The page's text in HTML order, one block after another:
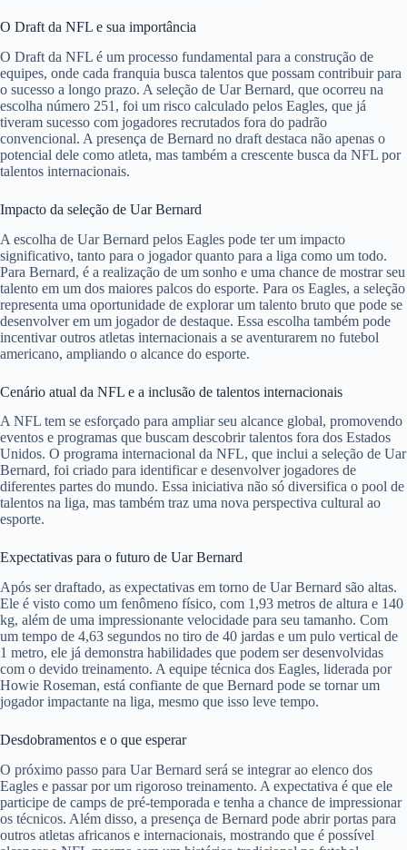
O Draft da NFL e sua importância
O Draft da NFL é um processo fundamental para a construção de
equipes, onde cada franquia busca talentos que possam contribuir para
o sucesso a longo prazo. A seleção de Uar Bernard, que ocorreu na
escolha número 251, foi um risco calculado pelos Eagles, que já
tiveram sucesso com jogadores recrutados fora do padrão
convencional. A presença de Bernard no draft destaca não apenas o
potencial dele como atleta, mas também a crescente busca da NFL por
talentos internacionais.
Impacto da seleção de Uar Bernard
A escolha de Uar Bernard pelos Eagles pode ter um impacto
significativo, tanto para o jogador quanto para a liga como um todo.
Para Bernard, é a realização de um sonho e uma chance de mostrar seu
talento em um dos maiores palcos do esporte. Para os Eagles, a seleção
representa uma oportunidade de explorar um talento bruto que pode se
desenvolver em um jogador de destaque. Essa escolha também pode
incentivar outros atletas internacionais a se aventurarem no futebol
americano, ampliando o alcance do esporte.
Cenário atual da NFL e a inclusão de talentos internacionais
A NFL tem se esforçado para ampliar seu alcance global, promovendo
eventos e programas que buscam descobrir talentos fora dos Estados
Unidos. O programa internacional da NFL, que inclui a seleção de Uar
Bernard, foi criado para identificar e desenvolver jogadores de
diferentes partes do mundo. Essa iniciativa não só diversifica o pool de
talentos na liga, mas também traz uma nova perspectiva cultural ao
esporte.
Expectativas para o futuro de Uar Bernard
Após ser draftado, as expectativas em torno de Uar Bernard são altas.
Ele é visto como um fenômeno físico, com 1,93 metros de altura e 140
kg, além de uma impressionante velocidade para seu tamanho. Com
um tempo de 4,63 segundos no tiro de 40 jardas e um pulo vertical de
1 metro, ele já demonstra habilidades que podem ser desenvolvidas
com o devido treinamento. A equipe técnica dos Eagles, liderada por
Howie Roseman, está confiante de que Bernard pode se tornar um
jogador impactante na liga, mesmo que isso leve tempo.
Desdobramentos e o que esperar
O próximo passo para Uar Bernard será se integrar ao elenco dos
Eagles e passar por um rigoroso treinamento. A expectativa é que ele
participe de camps de pré-temporada e tenha a chance de impressionar
os técnicos. Além disso, a presença de Bernard pode abrir portas para
outros atletas africanos e internacionais, mostrando que é possível